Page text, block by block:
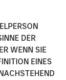
DER
WENN SIE
EINES